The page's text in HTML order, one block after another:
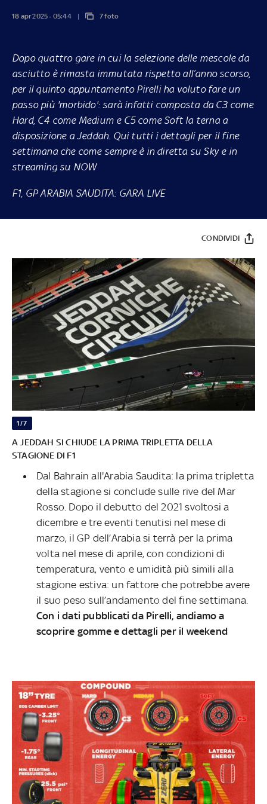
18 apr 2025 - 05:44 7 foto
Dopo quattro gare in cui la selezione delle mescole da
asciutto è rimasta immutata rispetto all’anno scorso,
per il quinto appuntamento Pirelli ha voluto fare un
passo più 'morbido': sarà infatti composta da C3 come
Hard, C4 come Medium e C5 come Soft la terna a
disposizione a Jeddah. Qui tutti i dettagli per il fine
settimana che come sempre è in diretta suSky e in
streaming su NOW
F1, GP ARABIA SAUDITA: GARA LIVE
CONDIVIDI
1/7
A JEDDAH SI CHIUDE LA PRIMA TRIPLETTA DELLA
STAGIONE DI F1
Dal Bahrain all'Arabia Saudita: la prima tripletta
della stagione si conclude sulle rive del Mar
Rosso. Dopo il debutto del 2021 svoltosi a
dicembre e tre eventi tenutisi nel mese di
marzo, il GP dell’Arabia si terrà per la prima
volta nel mese di aprile, con condizioni di
temperatura, vento e umidità più simili alla
stagione estiva: un fattore che potrebbe avere
il suo peso sull’andamento del fine settimana.
Con i dati pubblicati da Pirelli, andiamo a
scoprire gomme e dettagli per il weekend